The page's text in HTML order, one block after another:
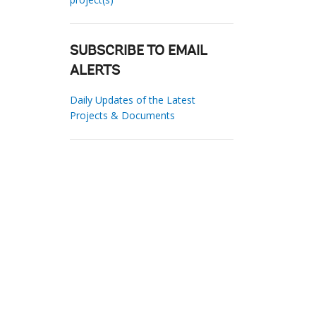
SUBSCRIBE TO EMAIL
ALERTS
Daily Updates of the Latest
Projects & Documents